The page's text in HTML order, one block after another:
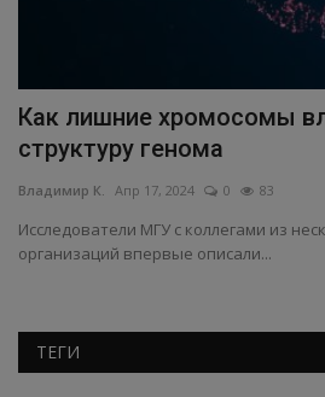
Как лишние хромосомы
структуру генома
Владимир К. Апр 17, 2024 0 83
Исследователи МГУ с коллегами из
организаций впервые описали...
ТЕГИ